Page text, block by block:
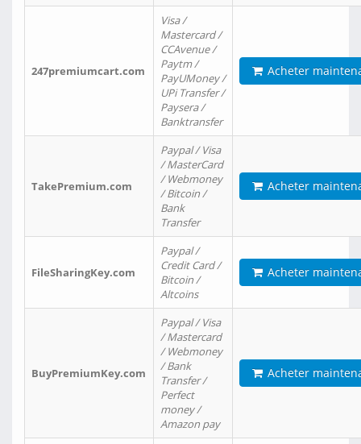
247premiumcart.com
Visa /
Mastercard /
CCAvenue /
Paytm /
PayUMoney /
UPi Transfer /
Paysera /
Banktransfer
Acheter
TakePremium.com
Paypal / Visa
/ MasterCard
/ Webmoney
/ Bitcoin /
Bank
Transfer
Acheter
FileSharingKey.com
Paypal /
Credit Card /
Bitcoin /
Altcoins
Acheter
BuyPremiumKey.com
Paypal / Visa
/ Mastercard
/ Webmoney
/ Bank
Transfer /
Perfect
money /
Amazon pay
Acheter